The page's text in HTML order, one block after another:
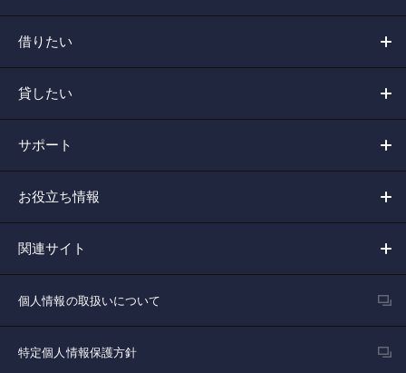
借りたい
貸したい
サポート
お役立ち情報
関連サイト
個人情報の取扱いについて
特定個人情報保護方針